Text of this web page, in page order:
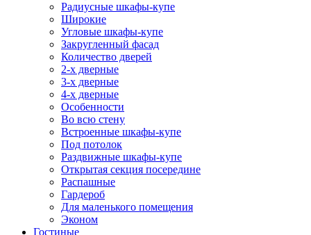
Радиусные шкафы-купе
Широкие
Угловые шкафы-купе
Закругленный фасад
Количество дверей
2-х дверные
3-х дверные
4-х дверные
Особенности
Во всю стену
Встроенные шкафы-купе
Под потолок
Раздвижные шкафы-купе
Открытая секция посередине
Распашные
Гардероб
Для маленького помещения
Эконом
Гостиные